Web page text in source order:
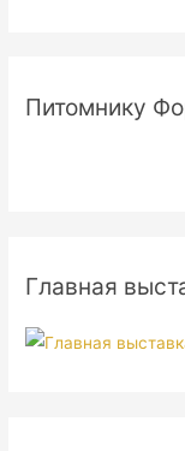
Питомнику
Главная